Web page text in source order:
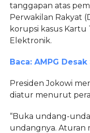
tanggapan atas
Perwakilan Rakyat
korupsi kasus
Elektronik.
Baca: AMPG
Presiden Jokowi
diatur menurut
“Buka undang-
undangnya. Aturan